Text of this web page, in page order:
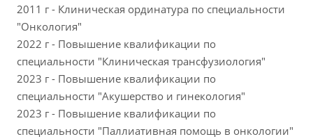
2011 г - Клиническая ординатура по специальности
"Онкология"
2022 г - Повышение квалификации по
специальности "Клиническая трансфузиология"
2023 г - Повышение квалификации по
специальности "Акушерство и гинекология"
2023 г - Повышение квалификации по
специальности "Паллиативная помощь в онкологии"